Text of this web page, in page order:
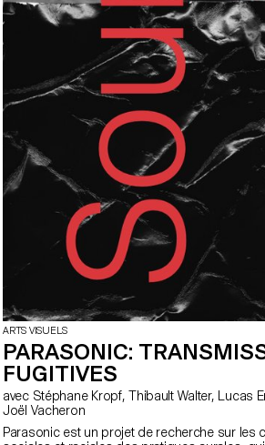
ARTS VISUELS
PARASONIC:
FUGITIVES
avec Stéphane Kropf, Thibault Walter, Lucas Erin, Gina Proenza,
Joël Vacheron
Parasonic est un projet de recherche sur les